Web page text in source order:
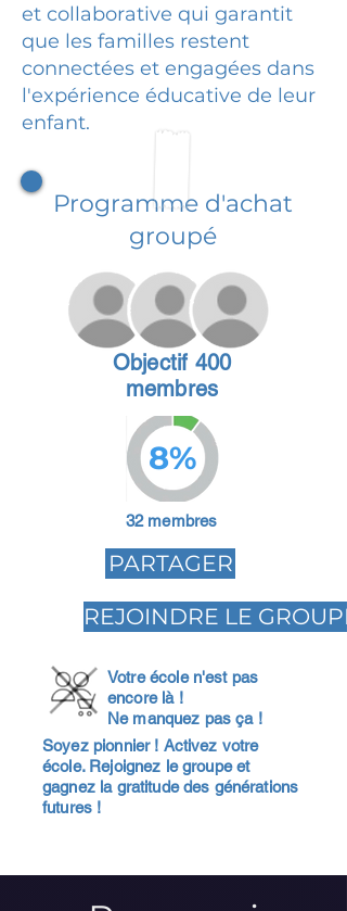
et collaborative qui garantit
que les familles restent
connectées et engagées dans
l'expérience éducative de leur
enfant.
Programme d'achat
groupé
Objectif 400
membres
8%
32 membres
PARTAGER
REJOINDRE LE GROUPE
Votre école n'est pas
encore là !
Ne manquez pas ça !
Soyez pionnier ! Activez votre
école. Rejoignez le groupe et
gagnez la gratitude des générations
futures !